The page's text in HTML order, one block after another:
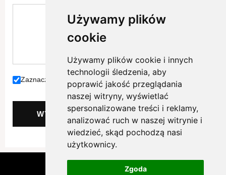
Używamy plików
cookie
Używamy plików cookie i innych
technologii śledzenia, aby
poprawić jakość przeglądania
naszej witryny, wyświetlać
spersonalizowane treści i reklamy,
analizować ruch w naszej witrynie i
wiedzieć, skąd pochodzą nasi
użytkownicy.
Zgoda
Zaznacz jeżeli akceptujesz naszą politykę prywatności.
WYŚLIJ
Copyright © 2026 Osiedle Radosne Pełczyce